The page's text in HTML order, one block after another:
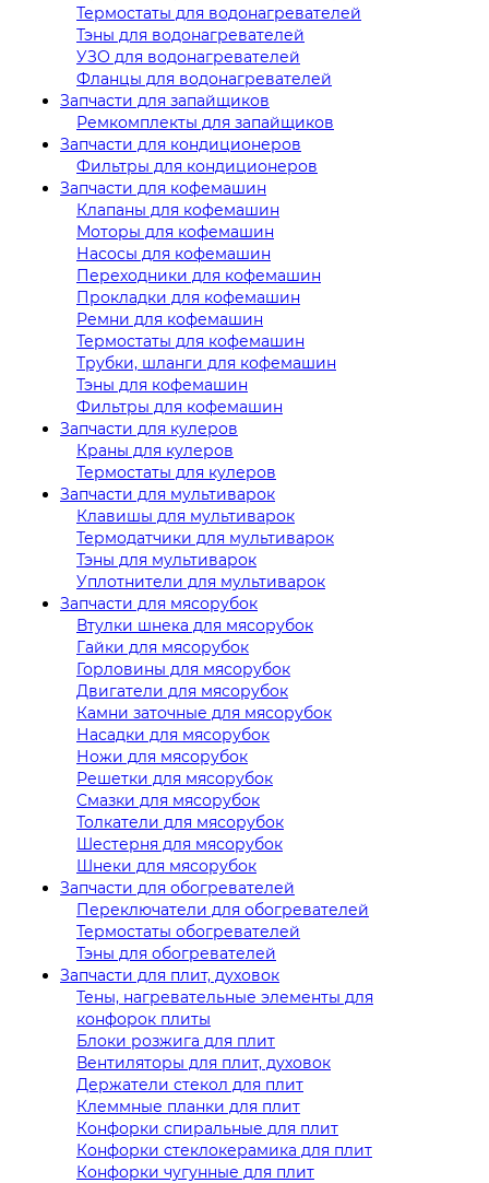
Термостаты для водонагревателей
Тэны для водонагревателей
УЗО для водонагревателей
Фланцы для водонагревателей
Запчасти для запайщиков
Ремкомплекты для запайщиков
Запчасти для кондиционеров
Фильтры для кондиционеров
Запчасти для кофемашин
Клапаны для кофемашин
Моторы для кофемашин
Насосы для кофемашин
Переходники для кофемашин
Прокладки для кофемашин
Ремни для кофемашин
Термостаты для кофемашин
Трубки, шланги для кофемашин
Тэны для кофемашин
Фильтры для кофемашин
Запчасти для кулеров
Краны для кулеров
Термостаты для кулеров
Запчасти для мультиварок
Клавишы для мультиварок
Термодатчики для мультиварок
Тэны для мультиварок
Уплотнители для мультиварок
Запчасти для мясорубок
Втулки шнека для мясорубок
Гайки для мясорубок
Горловины для мясорубок
Двигатели для мясорубок
Камни заточные для мясорубок
Насадки для мясорубок
Ножи для мясорубок
Решетки для мясорубок
Смазки для мясорубок
Толкатели для мясорубок
Шестерня для мясорубок
Шнеки для мясорубок
Запчасти для обогревателей
Переключатели для обогревателей
Термостаты обогревателей
Тэны для обогревателей
Запчасти для плит, духовок
Тены, нагревательные элементы для
конфорок плиты
Блоки розжига для плит
Вентиляторы для плит, духовок
Держатели стекол для плит
Клеммные планки для плит
Конфорки спиральные для плит
Конфорки стеклокерамика для плит
Конфорки чугунные для плит